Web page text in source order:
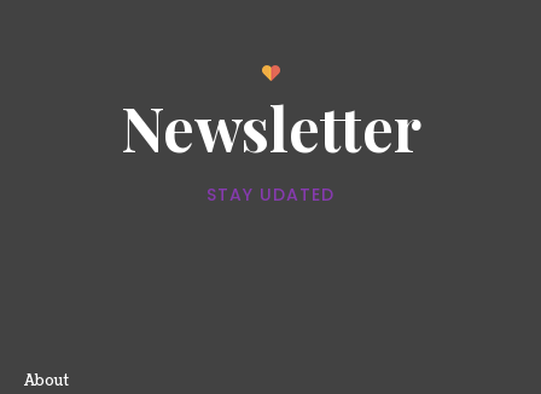
Newsletter
STAY UDATED
About